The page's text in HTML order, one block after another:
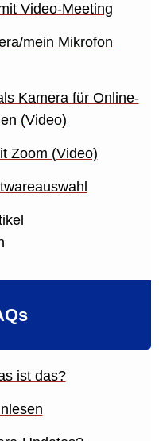
Video-Meeting
mein Mikrofon
Kamera für Online-
(Video)
Zoom (Video)
ist das?